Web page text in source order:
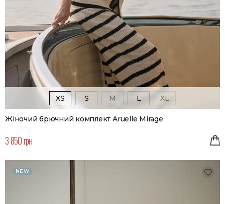
XS S M L XL
Жіночий брючний комплект Aruelle Mirage
3 850 грн
NEW